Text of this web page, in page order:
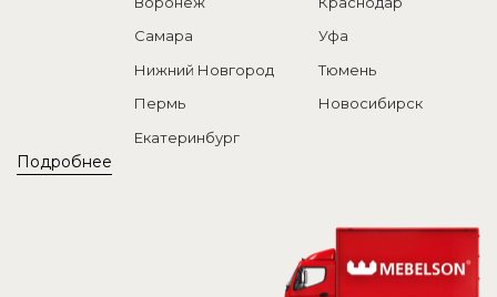
Подробнее
Самара
Уфа
Нижний Новгород
Тюмень
Пермь
Новосибирск
Екатеринбург